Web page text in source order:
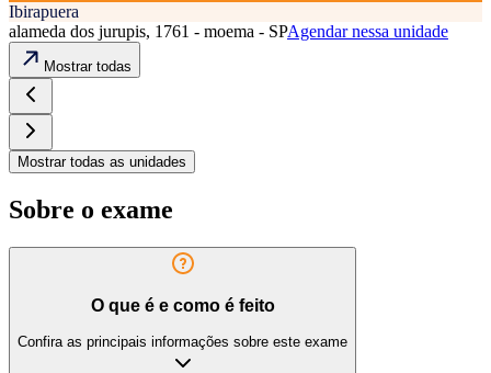
Ibirapuera
alameda dos jurupis, 1761 - moema - SPAgendar nessa unidade
Mostrar todas
Mostrar todas as unidades
Sobre o exame
O que é e como é feito
Confira as principais informações sobre este exame